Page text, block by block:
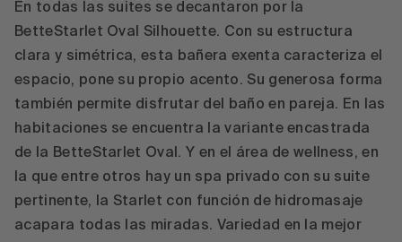
En todas las suites se decantaron por la
BetteStarlet Oval Silhouette. Con su estructura
clara y simétrica, esta bañera exenta caracteriza el
espacio, pone su propio acento. Su generosa forma
también permite disfrutar del baño en pareja. En las
habitaciones se encuentra la variante encastrada
de la BetteStarlet Oval. Y en el área de wellness, en
la que entre otros hay un spa privado con su suite
pertinente, la Starlet con función de hidromasaje
acapara todas las miradas. Variedad en la mejor